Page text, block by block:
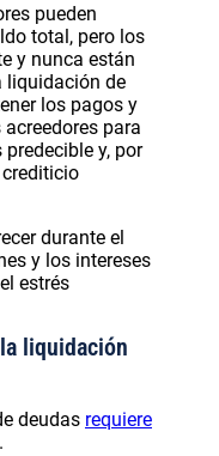
pueden
total, pero los
y nunca están
liquidación de
los pagos y
para
y, por
durante el
y los intereses
estrés
liquidación
deudas requiere
.